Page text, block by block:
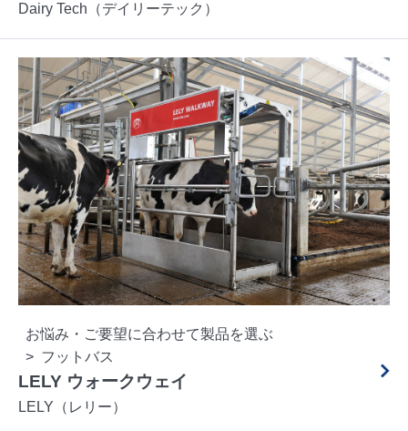
Dairy Tech（デイリーテック）
お悩み・ご要望に合わせて製品を選ぶ
フットバス
LELY ウォークウェイ
LELY（レリー）